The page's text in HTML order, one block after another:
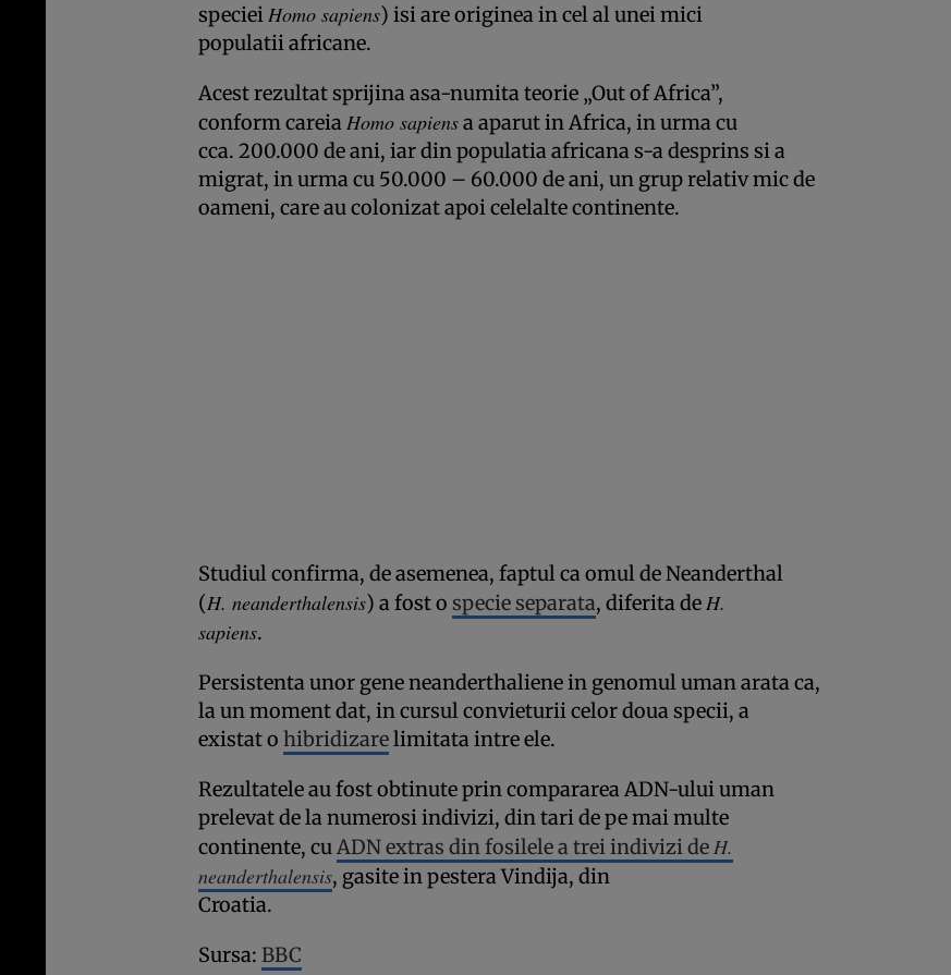
specieiHomo sapiens) isi are originea in cel al unei mici
populatii africane.
Acest rezultat sprijina asa-numita teorie „Out of Africa”,
conform careiaHomo sapiensa aparut in Africa, in urma cu
cca. 200.000 de ani, iar din populatia africana s-a desprins si a
migrat, in urma cu 50.000 – 60.000 de ani, un grup relativ mic de
oameni, care au colonizat apoi celelalte continente.
Studiul confirma, de asemenea, faptul ca omul de Neanderthal
(H. neanderthalensis) a fost o specie separata, diferita deH.
sapiens.
Persistenta unor gene neanderthaliene in genomul uman arata ca,
la un moment dat, in cursul convieturii celor doua specii, a
existat o hibridizarelimitata intre ele.
Rezultatele au fost obtinute prin compararea ADN-ului uman
prelevat de la numerosi indivizi, din tari de pe mai multe
continente, cuADN extras din fosilele a trei indivizi deH.
neanderthalensis, gasite in pestera Vindija, din
Croatia.
Sursa: BBC